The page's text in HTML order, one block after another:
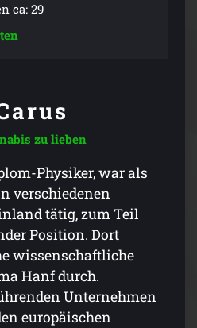
ca: 29
zu lieben
Physiker, war als
verschiedenen
tätig, zum Teil
Position. Dort
wissenschaftliche
Hanf durch.
Unternehmen
europäischen